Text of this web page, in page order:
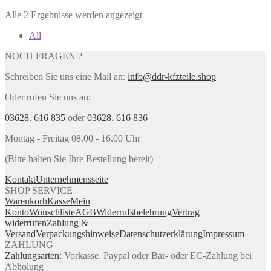
Alle 2 Ergebnisse werden angezeigt
All
NOCH FRAGEN ?
Schreiben Sie uns eine Mail an: info@ddr-kfzteile.shop
Oder rufen Sie uns an:
03628. 616 835 oder03628. 616 836
Montag - Freitag 08.00 - 16.00 Uhr
(Bitte halten Sie Ihre Bestellung bereit)
KontaktUnternehmensseite
SHOP SERVICE
WarenkorbKasseMein
KontoWunschlisteAGBWiderrufsbelehrungVertrag
widerrufenZahlung &
VersandVerpackungshinweiseDatenschutzerklärungImpressum
ZAHLUNG
Zahlungsarten: Vorkasse, Paypal oder Bar- oder EC-Zahlung bei
Abholung